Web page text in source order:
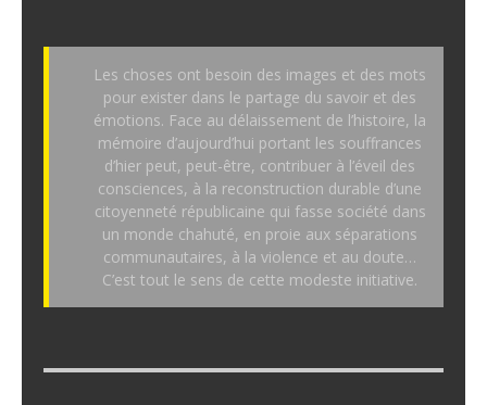
Les choses ont besoin des images et des mots
pour exister dans le partage du savoir et des
émotions. Face au délaissement de l’histoire, la
mémoire d’aujourd’hui portant les souffrances
d’hier peut, peut-être, contribuer à l’éveil des
consciences, à la reconstruction durable d’une
citoyenneté républicaine qui fasse société dans
un monde chahuté, en proie aux séparations
communautaires, à la violence et au doute…
C’est tout le sens de cette modeste initiative.